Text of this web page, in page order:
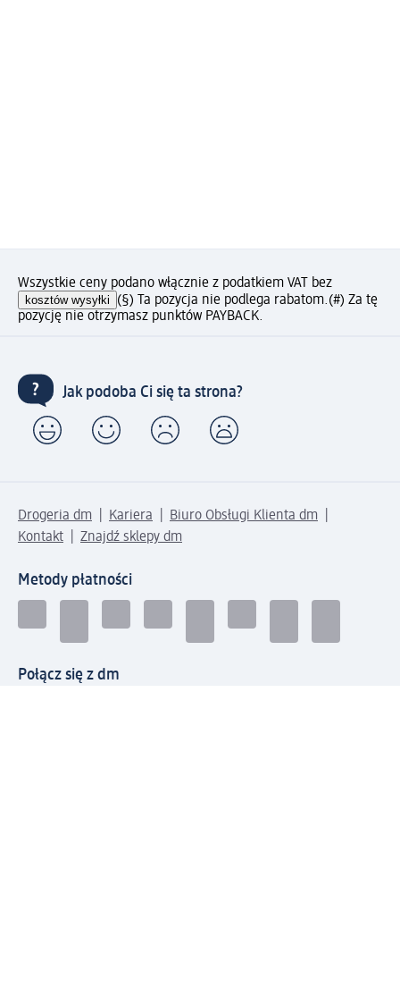
Wszystkie ceny podano włącznie z podatkiem VAT bez
kosztów wysyłki (§) Ta pozycja nie podlega rabatom.(#) Za tę
pozycję nie otrzymasz punktów PAYBACK.
Jak podoba Ci się ta strona?
Drogeria dm Kariera
Biuro Obsługi Klienta dm
Kontakt
Znajdź sklepy dm
Metody płatności
Połącz się z dm